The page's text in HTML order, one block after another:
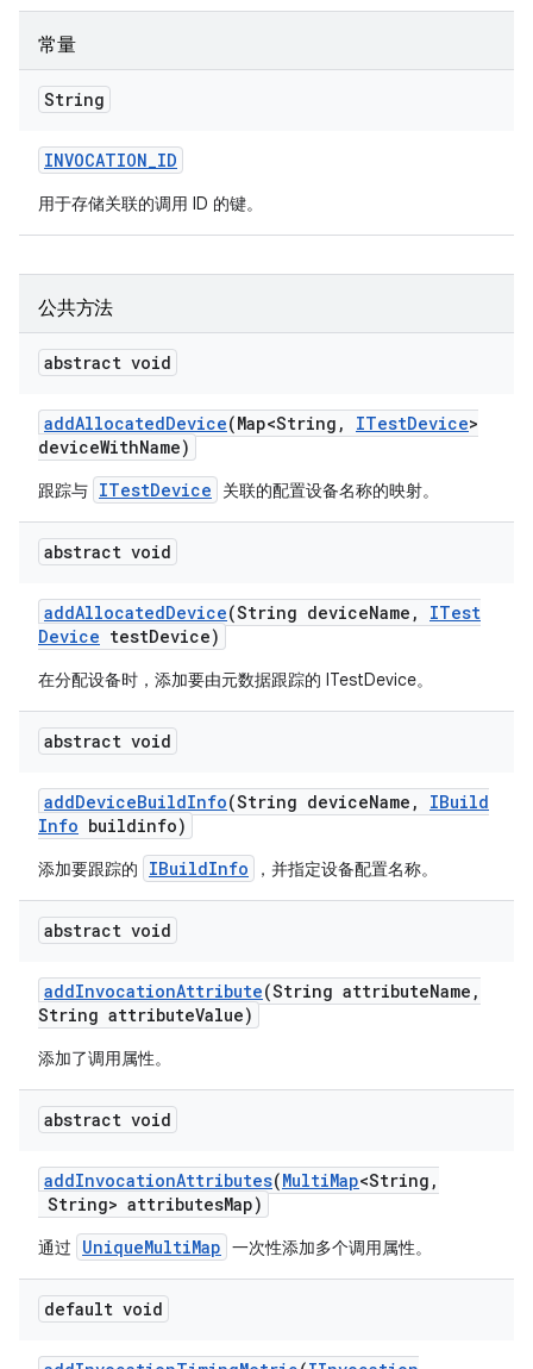
常量
String
INVOCATION_ID
用于存储关联的调用 ID 的键。
公共方法
abstract void
addAllocatedDevice(Map<String , ITestDevice>
deviceWithName)
跟踪与 ITestDevice 关联的配置设备名称的映射。
abstract void
addAllocatedDevice(String deviceName ,
ITest
Device testDevice)
在分配设备时，添加要由元数据跟踪的 ITestDevice。
abstract void
addDeviceBuildInfo(String deviceName ,
IBuild
Info buildinfo)
添加要跟踪的 IBuildInfo ，并指定设备配置名称。
abstract void
addInvocationAttribute(String attributeName ,
String attributeValue)
添加了调用属性。
abstract void
addInvocationAttributes(MultiMap<String ,
String> attributesMap)
通过 UniqueMultiMap 一次性添加多个调用属性。
default void